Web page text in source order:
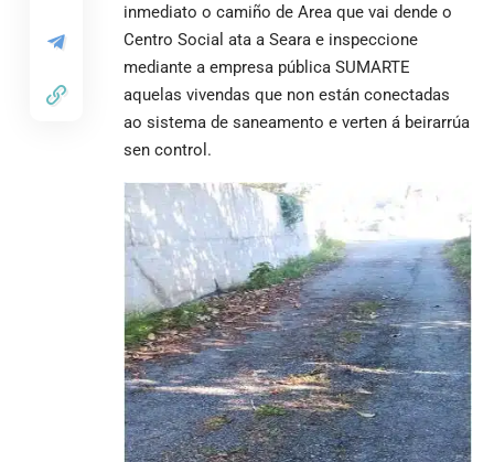
inmediato o camiño de Area que vai dende o
Centro Social ata a Seara e inspeccione
mediante a empresa pública SUMARTE
aquelas vivendas que non están conectadas
ao sistema de saneamento e verten á beirarrúa
sen control.